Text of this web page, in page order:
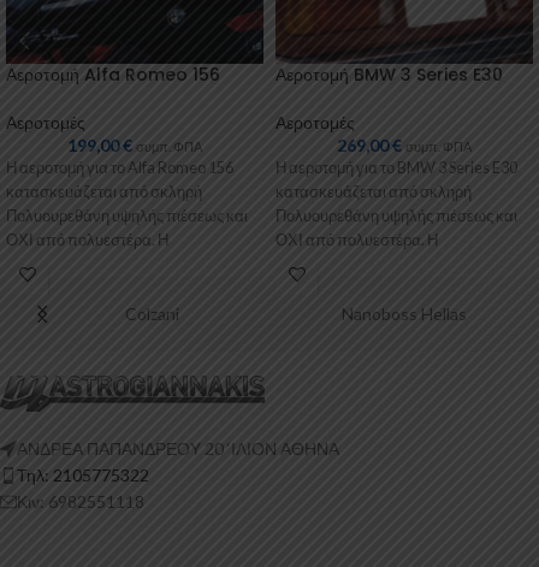
Αεροτομή Alfa Romeo 156
Αεροτομές
199,00€ συμπ. ΦΠΑ
Η αεροτομή για το Alfa Romeo 156
κατασκευάζεται από σκληρή
Πολυουρεθάνη υψηλής πιέσεως και
ΟΧΙ από πολυεστέρα. Η
Πολυουρεθάνη είναι
Αεροτομή BMW 3 Series E30
Αεροτομές
269,00€ συμπ. ΦΠΑ
Η αεροτομή για το BMW 3 Series E30
κατασκευάζεται από σκληρή
Πολυουρεθάνη υψηλής πιέσεως και
ΟΧΙ από πολυεστέρα. Η
Πολυουρεθάνη
Colzani Nanoboss Hellas
ΑΝΔΡΕΑ ΠΑΠΑΝΔΡΕΟΥ 20 ‘ΙΛΙΟΝ ΑΘΗΝΑ
Τηλ: 2105775322
Κιν: 6982551118